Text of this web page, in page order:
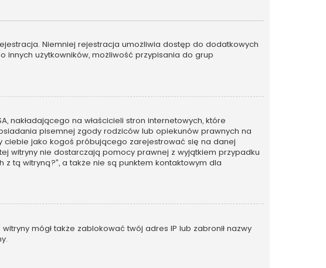
Niemniej rejestracja umożliwia dostęp do dodatkowych
innych użytkowników, możliwość przypisania do grup
nakładającego na właścicieli stron internetowych, które
pisemnej zgody rodziców lub opiekunów prawnych na
ciebie jako kogoś próbującego zarejestrować się na danej
witryny nie dostarczają pomocy prawnej z wyjątkiem przypadku
tą witryną?”, a także nie są punktem kontaktowym dla
mógł także zablokować twój adres IP lub zabronił nazwy